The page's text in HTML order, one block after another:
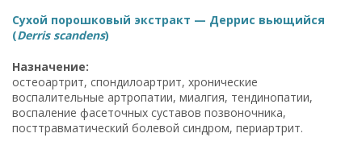
Сухой порошковый экстракт — Деррис вьющийся
(Derris scandens)
Назначение:
остеоартрит, спондилоартрит, хронические
воспалительные артропатии, миалгия, тендинопатии,
воспаление фасеточных суставов позвоночника,
посттравматический болевой синдром, периартрит.